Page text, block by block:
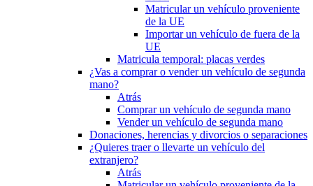
Matricular un vehículo proveniente
de la UE
Importar un vehículo de fuera de la
UE
Matricula temporal: placas verdes
¿Vas a comprar o vender un vehículo de segunda
mano?
Atrás
Comprar un vehículo de segunda mano
Vender un vehículo de segunda mano
Donaciones, herencias y divorcios o separaciones
¿Quieres traer o llevarte un vehículo del
extranjero?
Atrás